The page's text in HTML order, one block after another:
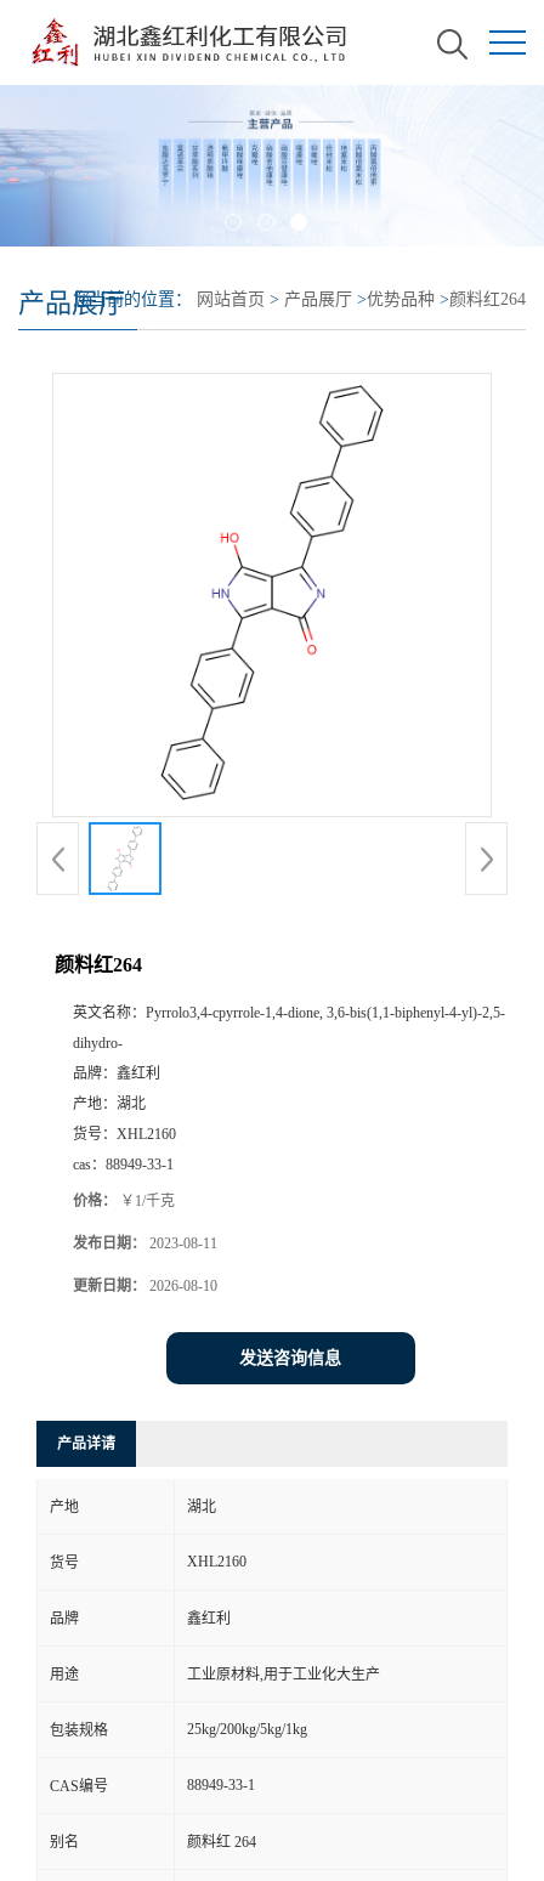
产品展厅您当前的位置： 网站首页 > 产品展厅 >优势品种 >颜料红264
颜料红264
英文名称： Pyrrolo3,4-cpyrrole-1,4-dione, 3,6-bis(1,1-biphenyl-4-yl)-2,5-
dihydro-
品牌： 鑫红利
产地： 湖北
货号： XHL2160
cas： 88949-33-1
价格： ￥1/千克
发布日期： 2023-08-11
更新日期： 2026-08-10
发送咨询信息
产品详请
产地 湖北
货号 XHL2160
品牌 鑫红利
用途 工业原材料,用于工业化大生产
包装规格 25kg/200kg/5kg/1kg
CAS编号 88949-33-1
别名 颜料红 264